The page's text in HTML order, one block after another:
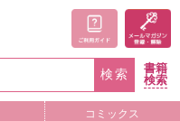
検索
書籍
検索
コミックス